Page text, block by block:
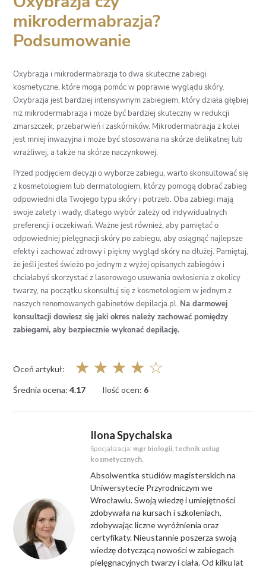
mikrodermabrazja?
Podsumowanie
Oxybrazja i mikrodermabrazja to dwa skuteczne zabiegi
kosmetyczne, które mogą pomóc w poprawie wyglądu skóry.
Oxybrazja jest bardziej intensywnym zabiegiem, który działa głębiej
niż mikrodermabrazja i może być bardziej skuteczny w redukcji
zmarszczek, przebarwień i zaskórników. Mikrodermabrazja z kolei
jest mniej inwazyjna i może być stosowana na skórze delikatnej lub
wrażliwej, a także na skórze naczynkowej.
Przed podjęciem decyzji o wyborze zabiegu, warto skonsultować się
z kosmetologiem lub dermatologiem, którzy pomogą dobrać zabieg
odpowiedni dla Twojego typu skóry i potrzeb. Oba zabiegi mają
swoje zalety i wady, dlatego wybór zależy od indywidualnych
preferencji i oczekiwań. Ważne jest również, aby pamiętać o
odpowiedniej pielęgnacji skóry po zabiegu, aby osiągnąć najlepsze
efekty i zachować zdrowy i piękny wygląd skóry na dłużej. Pamiętaj,
że jeśli jesteś świeżo po jednym z wyżej opisanych zabiegów i
chciałabyś skorzystać z laserowego usuwania owłosienia z okolicy
twarzy, na początku skonsultuj się z kosmetologiem w jednym z
naszych renomowanych gabinetów depilacja.pl. Na darmowej
konsultacji dowiesz się jaki okres należy zachować pomiędzy
zabiegami, aby bezpiecznie wykonać depilację.
Oceń artykuł: ☆ ☆ ☆ ☆ ☆
Średnia ocena: 4.17 Ilość ocen: 6
Ilona Spychalska
Specjalizacja: mgr biologii, technik usług
kosmetycznych.
Absolwentka studiów magisterskich na
Uniwersytecie Przyrodniczym we
Wrocławiu. Swoją wiedzę i umiejętności
zdobywała na kursach i szkoleniach,
zdobywając liczne wyróżnienia oraz
certyfikaty. Nieustannie poszerza swoją
wiedzę dotyczącą nowości w zabiegach
pielęgnacyjnych twarzy i ciała. Od kilku lat